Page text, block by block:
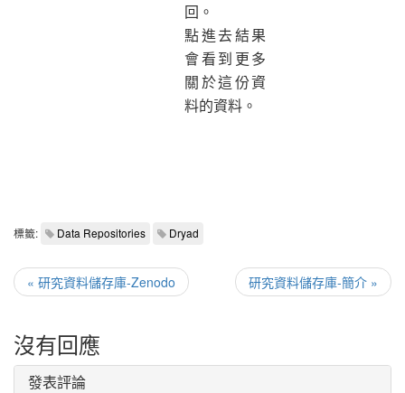
回。
點進去結果
會看到更多
關於這份資
料的資料。
標籤: Data Repositories Dryad
« 研究資料儲存庫-Zenodo 研究資料儲存庫-簡介 »
沒有回應
發表評論